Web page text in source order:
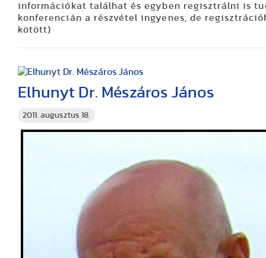
információkat találhat és egyben regisztrálni is
konferencián a részvétel ingyenes, de
kötött)
2011. augusztus 18.
Elhunyt Dr. Mészáros János